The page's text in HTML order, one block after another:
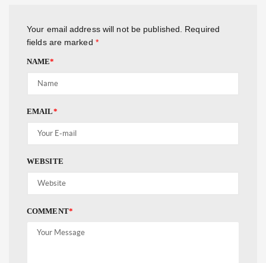
Your email address will not be published.
Required
fields are marked *
NAME*
EMAIL*
WEBSITE
COMMENT*